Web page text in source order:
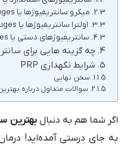
میکرو سانتریفیوژها یا Microcentrifuges
اولترا سانتریفیوژها یا Ultra Centrifuges
سانتریفیوژهای دستی یا Manual centrifuges
چه گزینه هایی برای
شرایط نگهداری PRP
سخن نهایی
سوالات متداول درباره
اگر شما هم به دنبالبهترین
به جای درستی آمده‌اید!